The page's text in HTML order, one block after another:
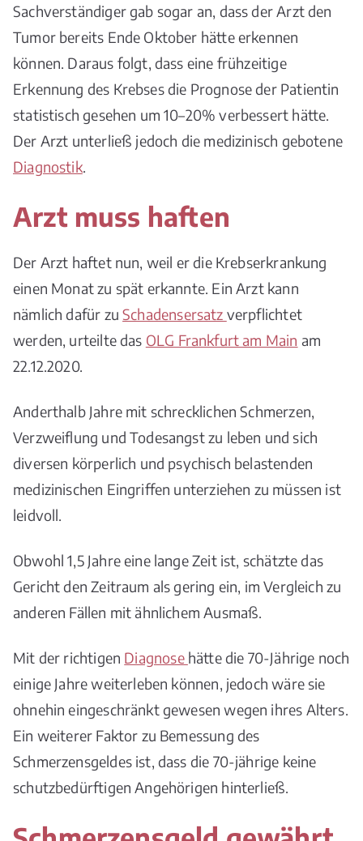
Sachverständiger gab sogar an, dass der Arzt den
Tumor bereits Ende Oktober hätte erkennen
können. Daraus folgt, dass eine frühzeitige
Erkennung des Krebses die Prognose der Patientin
statistisch gesehen um 10–20% verbessert hätte.
Der Arzt unterließ jedoch die medizinisch gebotene
Diagnostik.
Arzt muss haften
Der Arzt haftet nun, weil er die Krebserkrankung
einen Monat zu spät erkannte. Ein Arzt kann
nämlich dafür zuSchadensersatz verpflichtet
werden, urteilte das OLG Frankfurt am Main am
22.12.2020.
Anderthalb Jahre mit schrecklichen Schmerzen,
Verzweiflung und Todesangst zu leben und sich
diversen körperlich und psychisch belastenden
medizinischen Eingriffen unterziehen zu müssen ist
leidvoll.
Obwohl 1,5 Jahre eine lange Zeit ist, schätzte das
Gericht den Zeitraum als gering ein, im Vergleich zu
anderen Fällen mit ähnlichem Ausmaß.
Mit der richtigen Diagnose hätte die 70-Jährige noch
einige Jahre weiterleben können, jedoch wäre sie
ohnehin eingeschränkt gewesen wegen ihres Alters.
Ein weiterer Faktor zu Bemessung des
Schmerzensgeldes ist, dass die 70-jährige keine
schutzbedürftigen Angehörigen hinterließ.